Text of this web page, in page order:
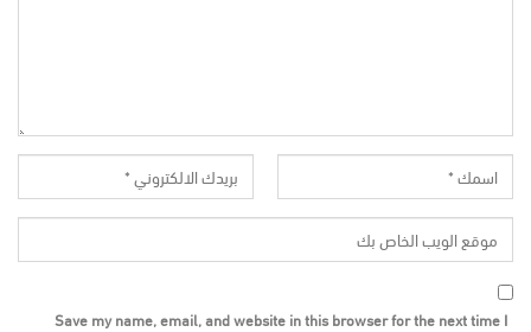
Save my name, email, and website in this browser for the next time I